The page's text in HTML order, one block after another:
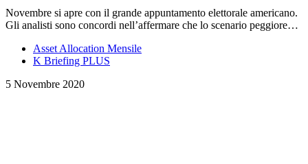
Novembre si apre con il grande appuntamento elettorale americano.
Gli analisti sono concordi nell’affermare che lo scenario peggiore…
Asset Allocation Mensile
K Briefing PLUS
5 Novembre 2020